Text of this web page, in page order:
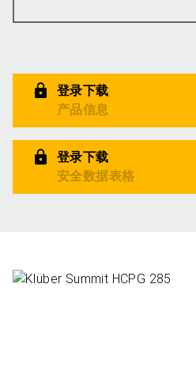
登录下载
产品信息
登录下载
安全数据表格